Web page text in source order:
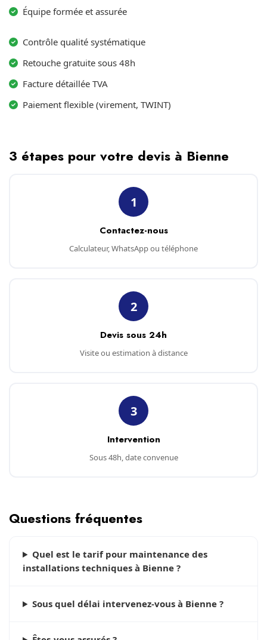
Équipe formée et assurée
Contrôle qualité systématique
Retouche gratuite sous 48h
Facture détaillée TVA
Paiement flexible (virement, TWINT)
3 étapes pour votre devis à Bienne
1
Contactez-nous
Calculateur, WhatsApp ou téléphone
2
Devis sous 24h
Visite ou estimation à distance
3
Intervention
Sous 48h, date convenue
Questions fréquentes
Quel est le tarif pour maintenance des
installations techniques à Bienne ?
Sous quel délai intervenez-vous à Bienne ?